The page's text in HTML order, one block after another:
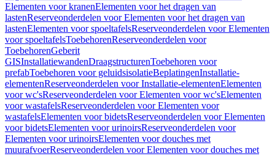
Elementen voor kranenElementen voor het dragen van
lastenReserveonderdelen voor Elementen voor het dragen van
lastenElementen voor spoeltafelsReserveonderdelen voor Elementen
voor spoeltafelsToebehorenReserveonderdelen voor
ToebehorenGeberit
GISInstallatiewandenDraagstructurenToebehoren voor
prefabToebehoren voor geluidsisolatieBeplatingenInstallatie-
elementenReserveonderdelen voor Installatie-elementenElementen
voor wc'sReserveonderdelen voor Elementen voor wc'sElementen
voor wastafelsReserveonderdelen voor Elementen voor
wastafelsElementen voor bidetsReserveonderdelen voor Elementen
voor bidetsElementen voor urinoirsReserveonderdelen voor
Elementen voor urinoirsElementen voor douches met
muurafvoerReserveonderdelen voor Elementen voor douches met